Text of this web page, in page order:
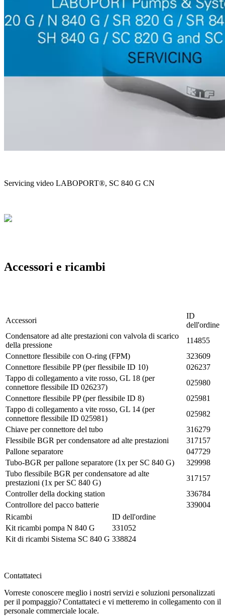
Servicing video LABOPORT®, SC 840 G CN
Accessori e ricambi
Accessori
ID
dell'ordine
Condensatore ad alte prestazioni con valvola di scarico
della pressione
114855
Connettore flessibile con O-ring (FPM)
323609
Connettore flessibile PP (per flessibile ID 10)
026237
Tappo di collegamento a vite rosso, GL 18 (per
connettore flessibile ID 026237)
025980
Connettore flessibile PP (per flessibile ID 8)
025981
Tappo di collegamento a vite rosso, GL 14 (per
connettore flessibile ID 025981)
025982
Chiave per connettore del tubo
316279
Flessibile BGR per condensatore ad alte prestazioni
317157
Pallone separatore
047729
Tubo-BGR per pallone separatore (1x per SC 840 G)
329998
Tubo flessibile BGR per condensatore ad alte
prestazioni (1x per SC 840 G)
317157
Controller della docking station
336784
Controllore del pacco batterie
339004
Ricambi
ID dell'ordine
Kit ricambi pompa N 840 G
331052
Kit di ricambi Sistema SC 840 G 338824
Contattateci
Vorreste conoscere meglio i nostri servizi e soluzioni personalizzati
per il pompaggio? Contattateci e vi metteremo in collegamento con il
personale commerciale locale.